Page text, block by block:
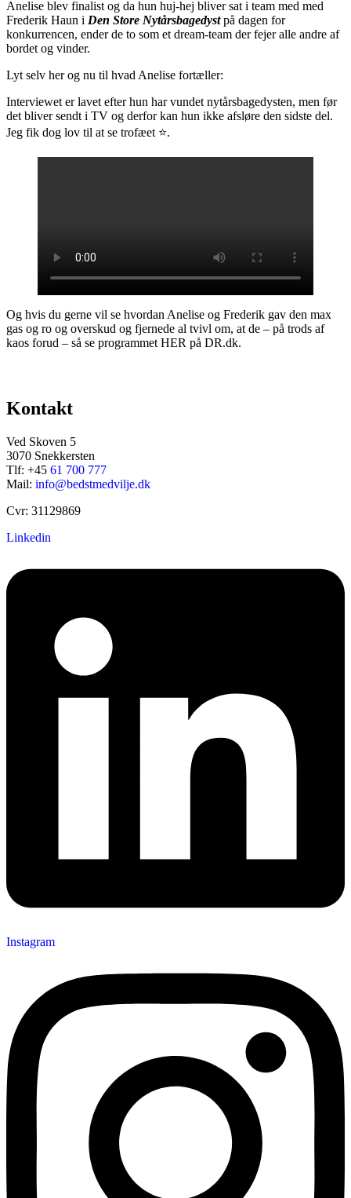
Anelise blev finalist og da hun huj-hej bliver sat i team med med
Frederik Haun i Den Store Nytårsbagedystpå dagen for
konkurrencen, ender de to som et dream-team der fejer alle andre af
bordet og vinder.
Lyt selv her og nu til hvad Anelise fortæller:
Interviewet er lavet efter hun har vundet nytårsbagedysten, men før
det bliver sendt i TV og derfor kan hun ikke afsløre den sidste del.
Jeg fik dog lov til at se trofæet ⭐️.
Og hvis du gerne vil se hvordan Anelise og Frederik gav den max
gas og ro og overskud og fjernede al tvivl om, at de – på trods af
kaos forud – så se programmet HER på DR.dk.
Kontakt
Ved Skoven 5
3070 Snekkersten
Tlf: +45 61 700 777
Mail: info@bedstmedvilje.dk
Cvr: 31129869
Linkedin
Instagram